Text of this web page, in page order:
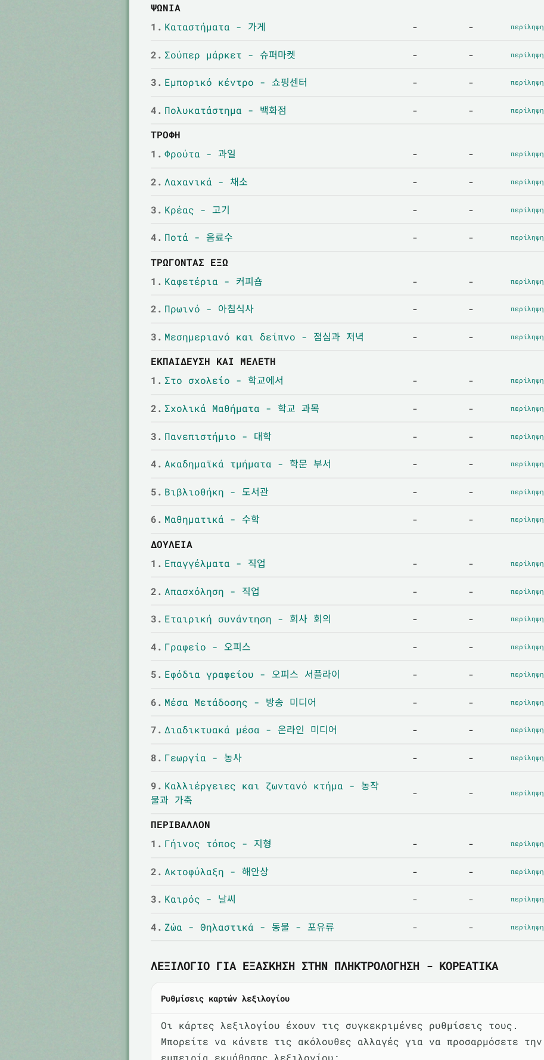
ΨΏΝΙΑ
1. Καταστήματα - 가게 - - περίληψη
2. Σούπερ μάρκετ - 슈퍼마켓 - - περίληψη
3. Εμπορικό κέντρο - 쇼핑센터 - - περίληψη
4. Πολυκατάστημα - 백화점 - - περίληψη
ΤΡΟΦΉ
1. Φρούτα - 과일 - - περίληψη
2. Λαχανικά - 채소 - - περίληψη
3. Κρέας - 고기 - - περίληψη
4. Ποτά - 음료수 - - περίληψη
ΤΡΏΓΟΝΤΑΣ ΈΞΩ
1. Καφετέρια - 커피숍 - - περίληψη
2. Πρωινό - 아침식사 - - περίληψη
3. Μεσημεριανό και δείπνο - 점심과 저녁 - - περίληψη
ΕΚΠΑΊΔΕΥΣΗ ΚΑΙ ΜΕΛΈΤΗ
1. Στο σχολείο - 학교에서 - - περίληψη
2. Σχολικά Μαθήματα - 학교 과목 - - περίληψη
3. Πανεπιστήμιο - 대학 - - περίληψη
4. Ακαδημαϊκά τμήματα - 학문 부서 - - περίληψη
5. Βιβλιοθήκη - 도서관 - - περίληψη
6. Μαθηματικά - 수학 - - περίληψη
ΔΟΥΛΕΙΆ
1. Επαγγέλματα - 직업 - - περίληψη
2. Απασχόληση - 직업 - - περίληψη
3. Εταιρική συνάντηση - 회사 회의 - - περίληψη
4. Γραφείο - 오피스 - - περίληψη
5. Εφόδια γραφείου - 오피스 서플라이 - - περίληψη
6. Μέσα Μετάδοσης - 방송 미디어 - - περίληψη
7. Διαδικτυακά μέσα - 온라인 미디어 - - περίληψη
8. Γεωργία - 농사 - - περίληψη
9. Καλλιέργειες και ζωντανό κτήμα - 농작
물과 가축
- - περίληψη
ΠΕΡΙΒΆΛΛΟΝ
1. Γήινος τόπος - 지형 - - περίληψη
2. Ακτοφύλαξη - 해안상 - - περίληψη
3. Καιρός - 날씨 - - περίληψη
4. Ζώα - Θηλαστικά - 동물 - 포유류 - - περίληψη
ΛΕΞΙΛΌΓΙΟ ΓΙΑ ΕΞΆΣΚΗΣΗ ΣΤΗΝ ΠΛΗΚΤΡΟΛΌΓΗΣΗ - ΚΟΡΕΆΤΙΚΑ
Ρυθμίσεις καρτών λεξιλογίου
Οι κάρτες λεξιλογίου έχουν τις συγκεκριμένες ρυθμίσεις τους.
Μπορείτε να κάνετε τις ακόλουθες αλλαγές για να προσαρμόσετε την